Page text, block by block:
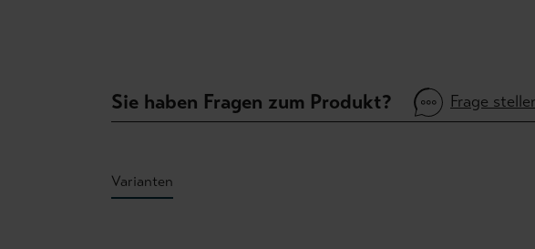
Sie haben Fragen zum Produkt? Frage
Varianten